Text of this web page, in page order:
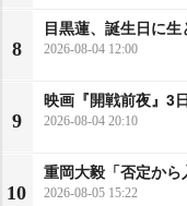
8
目黒蓮、誕生日に
2026-08-04 12:00
9
映画『開戦前夜』3
2026-08-04 20:10
10
重岡大毅「否定から
2026-08-05 15:22